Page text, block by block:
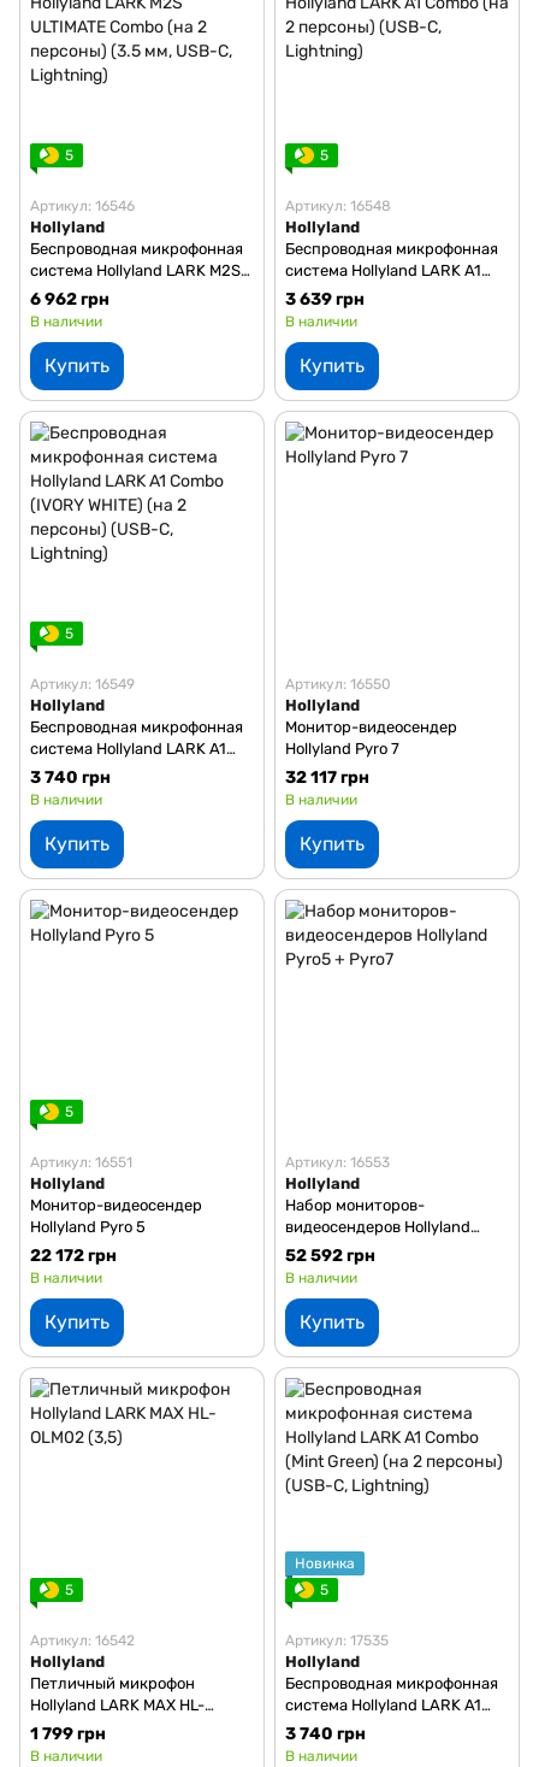
5
Артикул: 16546
Hollyland
Беспроводная микрофонная
система Hollyland LARK M2S
ULTIMATE Combo (на 2
персоны) (3.5 мм, USB-C,
6 962 грн
В наличии
Купить
5
Артикул: 16548
Hollyland
Беспроводная микрофонная
система Hollyland LARK A1
Combo (на 2 персоны) (USB-
C, Lightning)
3 639 грн
В наличии
Купить
5
Артикул: 16549
Hollyland
Беспроводная микрофонная
система Hollyland LARK A1
Combo (IVORY WHITE) (на 2
персоны) (USB-C, Lightning)
3 740 грн
В наличии
Купить
Артикул: 16550
Hollyland
Монитор-видеосендер
Hollyland Pyro 7
32 117 грн
В наличии
Купить
5
Артикул: 16551
Hollyland
Монитор-видеосендер
Hollyland Pyro 5
22 172 грн
В наличии
Купить
Артикул: 16553
Hollyland
Набор мониторов-
видеосендеров Hollyland
Pyro5 + Pyro7
52 592 грн
В наличии
Купить
5
Артикул: 16542
Hollyland
Петличный микрофон
Hollyland LARK MAX HL-
OLM02 (3,5)
1 799 грн
В наличии
Новинка
5
Артикул: 17535
Hollyland
Беспроводная микрофонная
система Hollyland LARK A1
Combo (Mint Green) (на 2
персоны) (USB-C, Lightning)
3 740 грн
В наличии